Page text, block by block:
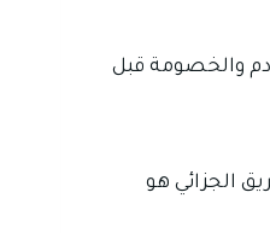
والخصومة قبل
الجزائي هو